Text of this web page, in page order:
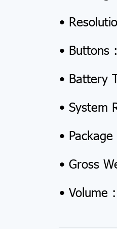
•
• Buttons
• Battery
• System
•
• Gross
• Volume